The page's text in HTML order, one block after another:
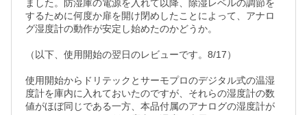
ました。防湿庫の電源を入れて以降、除湿レベルの調節を
するために何度か扉を開け閉めしたことによって、アナロ
グ湿度計の動作が安定し始めたのかどうか。
（以下、使用開始の翌日のレビューです。8/17）
使用開始からドリテックとサーモプロのデジタル式の温湿
度計を庫内に入れておいたのですが、それらの湿度計の数
値がほぼ同じである一方、本品付属のアナログの湿度計が